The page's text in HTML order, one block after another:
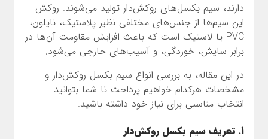
دارند، سیم بکسل‌های روکش‌دار تولید می‌شوند. روکش
این سیم‌ها از جنس‌های مختلفی نظیر پلاستیک، نایلون،
PVC یا لاستیک است که باعث افزایش مقاومت آن‌ها در
برابر سایش، خوردگی، و آسیب‌های خارجی می‌شود.
در این مقاله، به بررسی انواع سیم بکسل روکش‌دار و
مشخصات هرکدام خواهیم پرداخت تا شما بتوانید
انتخاب مناسبی برای نیاز خود داشته باشید.
1. تعریف سیم بکسل روکش‌دار